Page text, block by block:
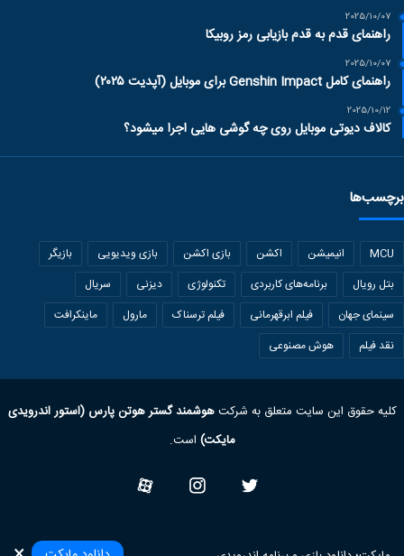
2025/10/07
راهنمای قدم به قدم بازیابی رمز روبیکا
2025/10/07
راهنمای کامل Genshin Impact برای موبایل (آپدیت ۲۰۲۵)
2025/10/12
کالاف دیوتی موبایل روی چه گوشی هایی اجرا میشود؟
برچسب‌ها
MCU انیمیشن اکشن بازی اکشن بازی ویدیویی
بازیگر
بتل رویال
برنامه‌های کاربردی تکنولوژی دیزنی
سریال
سینمای جهان
فیلم ابرقهرمانی فیلم ترسناک مارول
ماینکرافت
نقد فیلم
هوش مصنوعی
کلیه حقوق این سایت متعلق به شرکتهوشمند گستر هوتن پارس (استور اندرویدی
مایکت) است.
Twitter
Instagram